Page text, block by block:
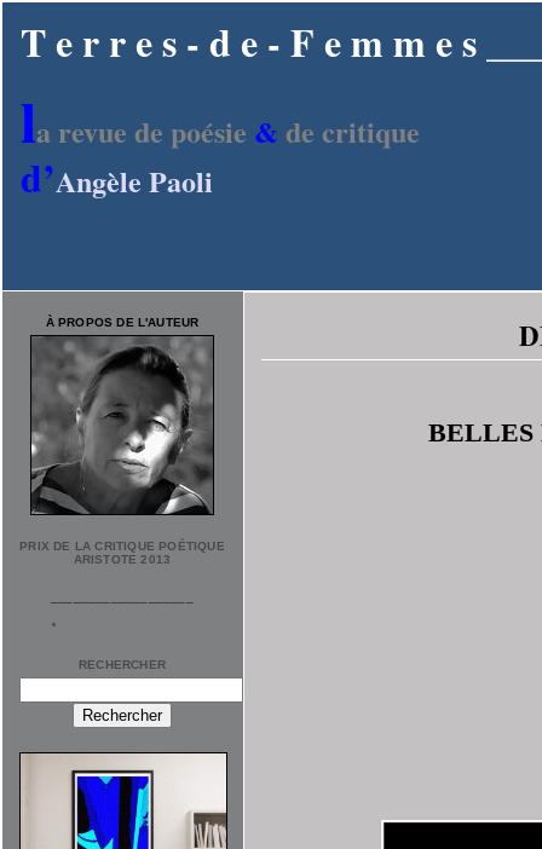
T e r r e s - d e - F e m m e s
la revue de poésie & de critique
d’Angèle Paoli
À PROPOS DE L'AUTEUR
PRIX DE LA CRITIQUE POÉTIQUE
ARISTOTE 2013
RECHERCHER
BELLES